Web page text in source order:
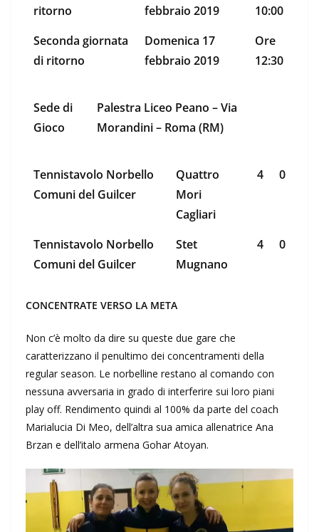
ritorno
febbraio 2019
10:00
Seconda giornata
di ritorno
Domenica 17
febbraio 2019
Ore
12:30
Sede di
Gioco
Palestra Liceo Peano – Via
Morandini – Roma (RM)
Tennistavolo Norbello
Comuni del Guilcer
Quattro
Mori
Cagliari
4 0
Tennistavolo Norbello
Comuni del Guilcer
Stet
Mugnano
4 0
CONCENTRATE VERSO LA META
Non c’è molto da dire su queste due gare che
caratterizzano il penultimo dei concentramenti della
regular season. Le norbelline restano al comando con
nessuna avversaria in grado di interferire sui loro piani
play off. Rendimento quindi al 100% da parte del coach
Marialucia Di Meo, dell’altra sua amica allenatrice Ana
Brzan e dell’italo armena Gohar Atoyan.